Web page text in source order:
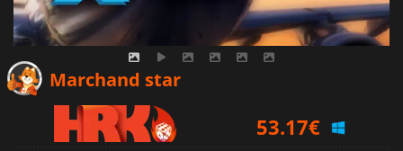
Marchand star
53.17€